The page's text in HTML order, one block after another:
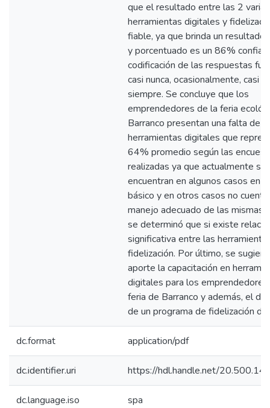
que el resultado entre las 2
herramientas digitales y
fiable, ya que brinda un
y porcentuado es un 86%
codificación de las respuestas
casi nunca, ocasionalmente, casi
siempre. Se concluye que los
emprendedores de la feria
Barranco presentan una falta de
herramientas digitales que
64% promedio según las
realizadas ya que actualmente se
encuentran en algunos casos en
básico y en otros casos no
manejo adecuado de las mismas.
se determinó que si existe
significativa entre las
fidelización. Por último, se
aporte la capacitación en
digitales para los
feria de Barranco y además, el
de un programa de fidelización
dc.format application/pdf
dc.identifier.uri https://hdl.handle.net/
dc.language.iso spa